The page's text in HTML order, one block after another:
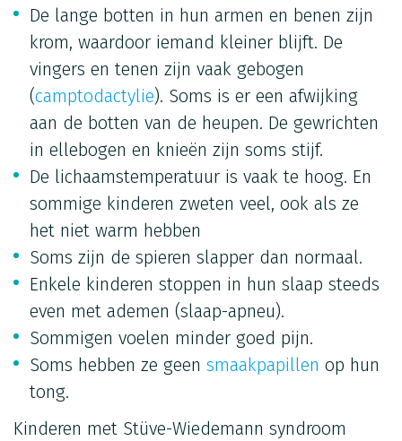
De lange botten in hun armen en benen zijn
krom, waardoor iemand kleiner blijft. De
vingers en tenen zijn vaak gebogen
(camptodactylie). Soms is er een afwijking
aan de botten van de heupen. De gewrichten
in ellebogen en knieën zijn soms stijf.
De lichaamstemperatuur is vaak te hoog. En
sommige kinderen zweten veel, ook als ze
het niet warm hebben
Soms zijn de spieren slapper dan normaal.
Enkele kinderen stoppen in hun slaap steeds
even met ademen (slaap-apneu).
Sommigen voelen minder goed pijn.
Soms hebben ze geen smaakpapillen op hun
tong.
Kinderen met Stüve-Wiedemann syndroom